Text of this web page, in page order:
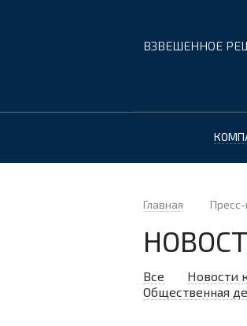
ВЗВЕШЕННОЕ
Главная
Все Новости
Общественная